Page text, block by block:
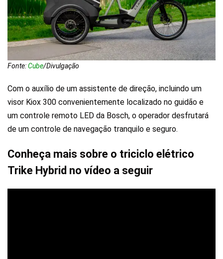
Fonte:Cube/Divulgação
Com o auxílio de um assistente de direção, incluindo um
visor Kiox 300 convenientemente localizado no guidão e
um controle remoto LED da Bosch, o operador desfrutará
de um controle de navegação tranquilo e seguro.
Conheça mais sobre o triciclo elétrico
Trike Hybrid no vídeo a seguir